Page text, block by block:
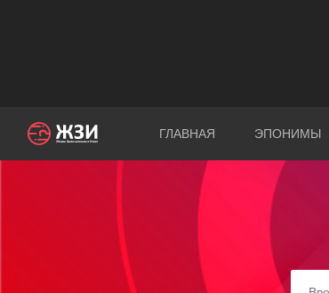
ГЛАВНАЯ ЭПОНИМЫ